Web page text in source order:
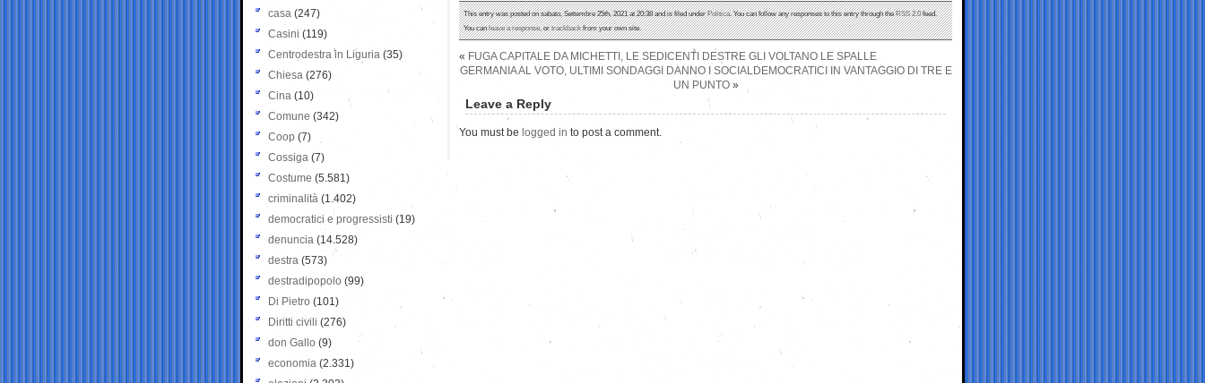
This entry was posted on sabato, Settembre 25th, 2021 at 20:38 and is filed underPolitica. You can follow any responses to this entry through theRSS 2.0feed.
You canleave a response, ortrackbackfrom your own site.
« FUGA CAPITALE DA MICHETTI, LE SEDICENTI DESTRE GLI VOLTANO LE SPALLE
GERMANIA AL VOTO, ULTIMI SONDAGGI DANNO I SOCIALDEMOCRATICI IN VANTAGGIO DI TRE E
UN PUNTO»
Leave a Reply
You must be logged in to post a comment.
casa (247)
Casini (119)
Centrodestra in Liguria (35)
Chiesa (276)
Cina (10)
Comune (342)
Coop (7)
Cossiga (7)
Costume (5.581)
criminalità (1.402)
democratici e progressisti (19)
denuncia (14.528)
destra (573)
destradipopolo (99)
Di Pietro (101)
Diritti civili (276)
don Gallo (9)
economia (2.331)